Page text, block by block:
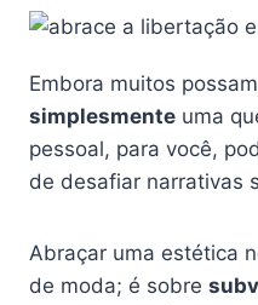
Embora muitos
simplesmente uma
pessoal, para você,
de desafiar narrativas
Abraçar uma estética
de moda; é sobre